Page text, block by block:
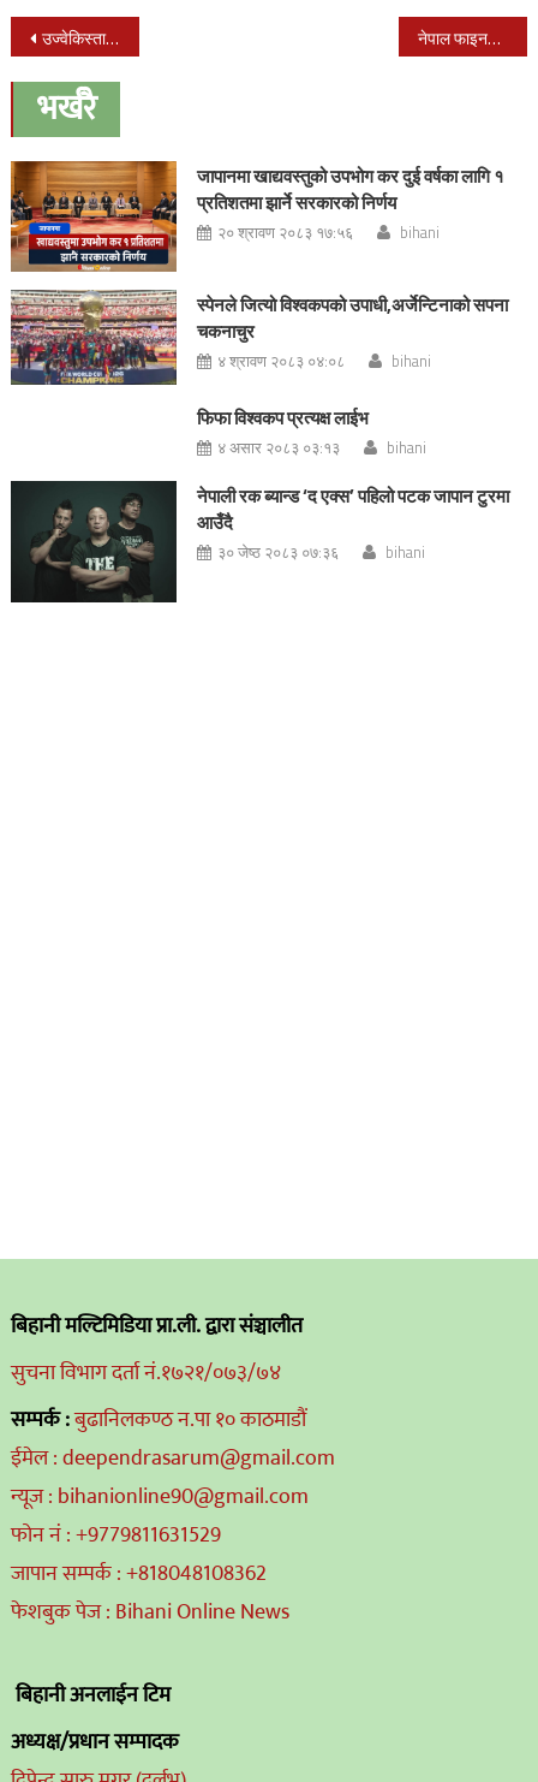
Post
navigation
उज्वेकिस्तान संग नेपाल २-० गोलले पराजीत नेपाल फाइनलमा प्रवेश:उपाधिका लागि उज्बेकिस्तानसँग भिड्ने
भर्खरै
जापानमा खाद्यवस्तुको उपभोग कर दुई वर्षका लागि १
प्रतिशतमा झार्ने सरकारको निर्णय
२० श्रावण २०८३ १७:५६ bihani
स्पेनले जित्यो विश्वकपको उपाधी,अर्जेन्टिनाको सपना
चकनाचुर
४ श्रावण २०८३ ०४:०८ bihani
फिफा विश्वकप प्रत्यक्ष लाईभ
४ असार २०८३ ०३:१३ bihani
नेपाली रक ब्यान्ड ‘द एक्स’ पहिलो पटक जापान टुरमा
आउँदै
३० जेष्ठ २०८३ ०७:३६ bihani
बिहानी मल्टिमिडिया प्रा.ली. द्वारा संञ्चालीत
सुचना विभाग दर्ता नं.१७२१/०७३/७४
सम्पर्क :बुढानिलकण्ठ न.पा १० काठमाडौं
ईमेल : deependrasarum@gmail.com
न्यूज : bihanionline90@gmail.com
फोन नं : +9779811631529
जापान सम्पर्क : +818048108362
फेशबुक पेज : Bihani Online News
बिहानी अनलाईन टिम
अध्यक्ष/प्रधान सम्पादक